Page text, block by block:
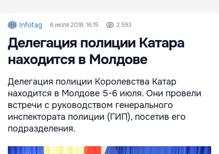
Infotag 6 июля 2018, 16:15 2 593
Делегация полиции Катара
находится в Молдове
Делегация полиции Королевства Катар
находится в Молдове 5-6 июля. Они провели
встречи с руководством генерального
инспектората полиции (ГИП), посетив его
подразделения.